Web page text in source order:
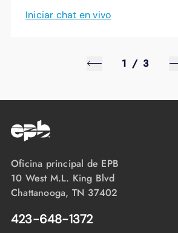
Iniciar chat en vivo
1 / 3
Oficina principal de EPB
10 West M.L. King Blvd
Chattanooga, TN 37402
423-648-1372